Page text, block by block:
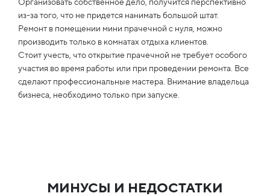
из-за того, что не придется нанимать большой штат.
Ремонт в помещении мини прачечной с нуля, можно
производить только в комнатах отдыха клиентов.
Стоит учесть, что открытие прачечной не требует особого
участия во время работы или при проведении ремонта. Все
сделают профессиональные мастера. Внимание владельца
бизнеса, необходимо только при запуске.
МИНУСЫ И НЕДОСТАТКИ